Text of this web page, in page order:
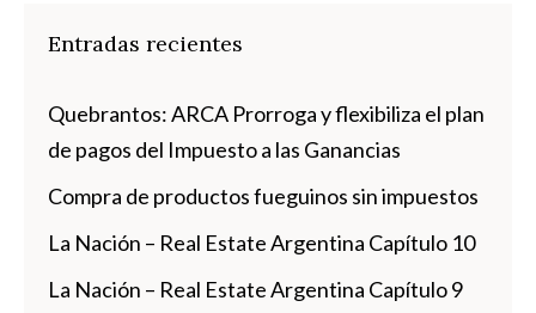
Entradas recientes
Quebrantos: ARCA Prorroga y flexibiliza el plan
de pagos del Impuesto a las Ganancias
Compra de productos fueguinos sin impuestos
La Nación – Real Estate Argentina Capítulo 10
La Nación – Real Estate Argentina Capítulo 9